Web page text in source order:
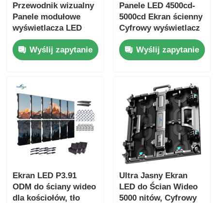
Przewodnik wizualny
Panele modułowe
wyświetlacza LED
G10 Niestandardowy
ekran LED do użytku
wewnętrznego i
Wyślij zapytanie
Panele LED 4500cd-
5000cd Ekran ścienny
Cyfrowy wyświetlacz
do reklamy
zewnętrznej
Wyślij zapytanie
Ekran LED P3.91
ODM do ściany wideo
dla kościołów, tło
Ultra Jasny Ekran
LED do Ścian Wideo
5000 nitów, Cyfrowy